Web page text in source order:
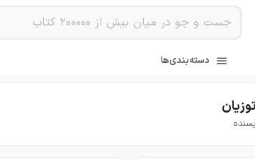
دسته‌بندی‌ها